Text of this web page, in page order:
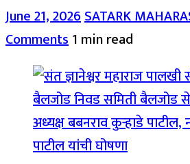
June 21, 2026SATARK
Comments1 min read